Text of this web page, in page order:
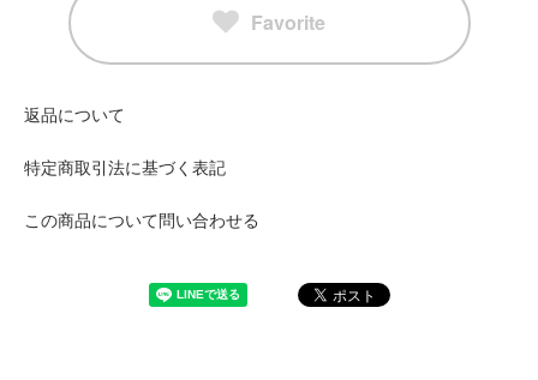
Favorite
返品について
特定商取引法に基づく表記
この商品について問い合わせる